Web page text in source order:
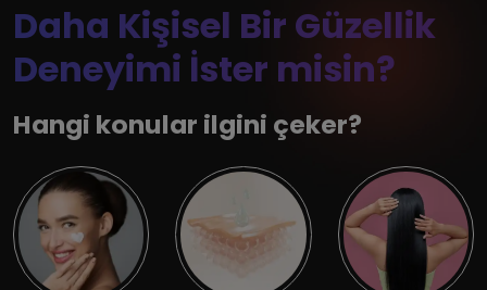
Daha Kişisel Bir Güzellik
Deneyimi İster misin?
Hangi konular ilgini çeker?